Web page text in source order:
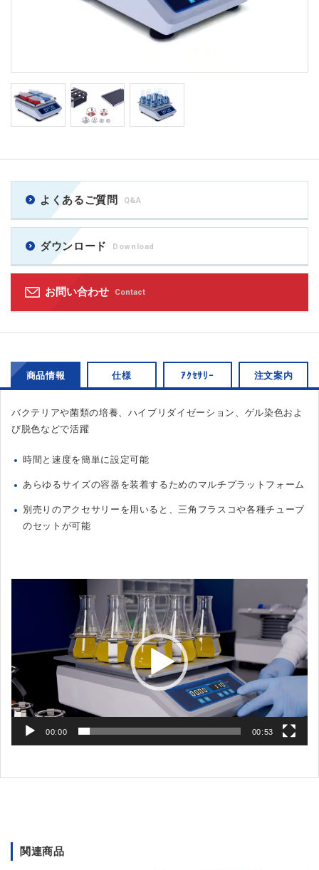
よくあるご質問 Q&A
ダウンロード Download
お問い合わせ Contact
商品情報 仕様 ｱｸｾｻﾘｰ 注文案内
バクテリアや菌類の培養、ハイブリダイゼーション、ゲル染色およ
び脱色などで活躍
時間と速度を簡単に設定可能
あらゆるサイズの容器を装着するためのマルチプラットフォーム
別売りのアクセサリーを用いると、三角フラスコや各種チューブ
のセットが可能
動
画
プ
レ
ー
ヤ
ー
00:00 00:53
関連商品